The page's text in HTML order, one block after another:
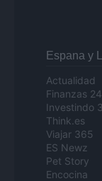
Espana y
Actualidad
Finanzas 24
Investindo
Think.es
Viajar 365
ES Newz
Pet Story
Encocina